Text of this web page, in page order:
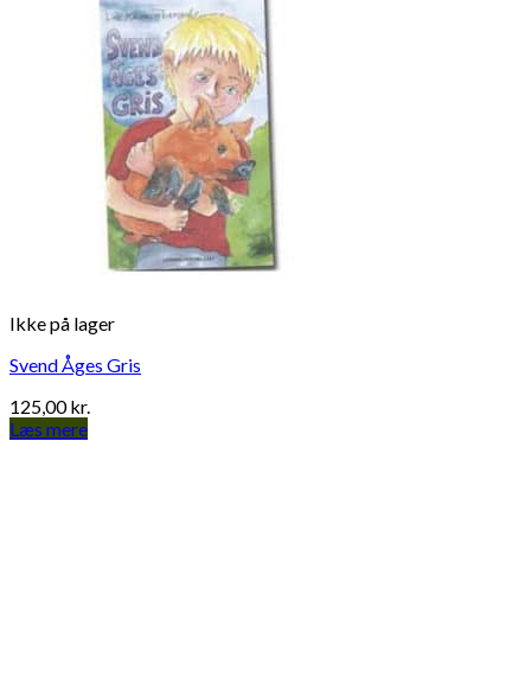
Ikke på lager
Svend Åges Gris
125,00kr.
Læs mere